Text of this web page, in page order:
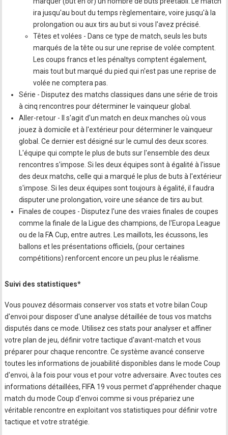
ira jusqu'au bout du temps règlementaire, voire jusqu'à la
prolongation ou aux tirs au but si vous l'avez précisé.
Têtes et volées - Dans ce type de match, seuls les buts
marqués de la tête ou sur une reprise de volée comptent.
Les coups francs et les pénaltys comptent également,
mais tout but marqué du pied qui n'est pas une reprise de
volée ne comptera pas.
Série - Disputez des matchs classiques dans une série de trois
à cinq rencontres pour déterminer le vainqueur global.
Aller-retour - Il s'agit d'un match en deux manches où vous
jouez à domicile et à l'extérieur pour déterminer le vainqueur
global. Ce dernier est désigné sur le cumul des deux scores.
L'équipe qui compte le plus de buts sur l'ensemble des deux
rencontres s'impose. Si les deux équipes sont à égalité à l'issue
des deux matchs, celle qui a marqué le plus de buts à l'extérieur
s'impose. Si les deux équipes sont toujours à égalité, il faudra
disputer une prolongation, voire une séance de tirs au but.
Finales de coupes - Disputez l'une des vraies finales de coupes
comme la finale de la Ligue des champions, de l'Europa League
ou de la FA Cup, entre autres. Les maillots, les écussons, les
ballons et les présentations officiels, (pour certaines
compétitions) renforcent encore un peu plus le réalisme.
Suivi des statistiques*
Vous pouvez désormais conserver vos stats et votre bilan Coup
d'envoi pour disposer d'une analyse détaillée de tous vos matchs
disputés dans ce mode. Utilisez ces stats pour analyser et affiner
votre plan de jeu, définir votre tactique d'avant-match et vous
préparer pour chaque rencontre. Ce système avancé conserve
toutes les informations de jouabilité disponibles dans le mode Coup
d'envoi, à la fois pour vous et pour votre adversaire. Avec toutes ces
informations détaillées, FIFA 19 vous permet d'appréhender chaque
match du mode Coup d'envoi comme si vous prépariez une
véritable rencontre en exploitant vos statistiques pour définir votre
tactique et votre stratégie.